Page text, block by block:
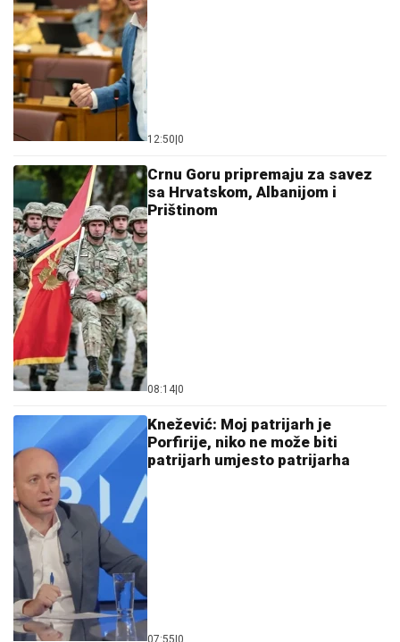
12:50|0
Crnu Goru pripremaju za savez
sa Hrvatskom, Albanijom i
Prištinom
08:14|0
Knežević: Moj patrijarh je
Porfirije, niko ne može biti
patrijarh umjesto patrijarha
07:55|0